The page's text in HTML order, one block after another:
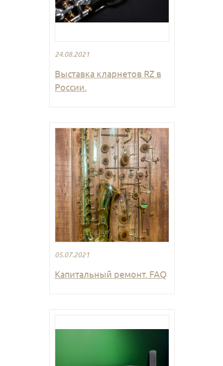
24.08.2021
Выставка кларнетов RZ в
России.
05.07.2021
Капитальный ремонт. FAQ